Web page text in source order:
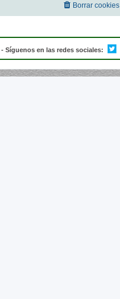
Borrar cookies
- Síguenos en las redes sociales: